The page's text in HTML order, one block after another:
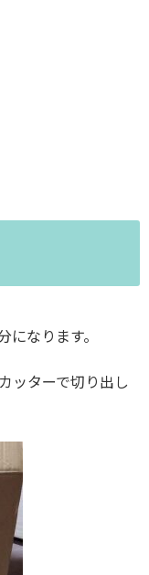
なります。
ッターで切り出し